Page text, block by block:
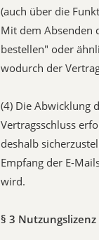
(auch über die
Mit dem Absenden
bestellen" oder
wodurch der
(4) Die Abwicklung
Vertragsschluss
deshalb
Empfang der E-
wird.
§ 3